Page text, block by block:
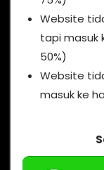
Website
tapi masuk
50%)
Website
masuk ke